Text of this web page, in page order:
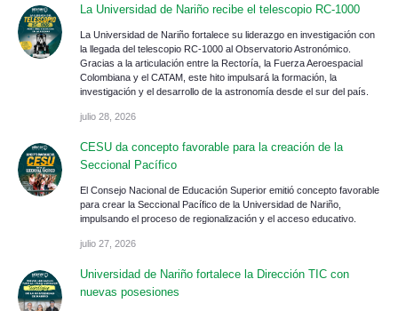
La Universidad de Nariño recibe el telescopio RC-1000
La Universidad de Nariño fortalece su liderazgo en investigación con
la llegada del telescopio RC-1000 al Observatorio Astronómico.
Gracias a la articulación entre la Rectoría, la Fuerza Aeroespacial
Colombiana y el CATAM, este hito impulsará la formación, la
investigación y el desarrollo de la astronomía desde el sur del país.
julio 28, 2026
CESU da concepto favorable para la creación de la
Seccional Pacífico
El Consejo Nacional de Educación Superior emitió concepto favorable
para crear la Seccional Pacífico de la Universidad de Nariño,
impulsando el proceso de regionalización y el acceso educativo.
julio 27, 2026
Universidad de Nariño fortalece la Dirección TIC con
nuevas posesiones